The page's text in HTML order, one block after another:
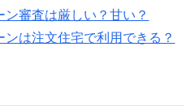
審査は厳しい？甘い？
は注文住宅で利用できる？